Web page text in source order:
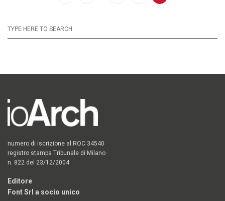
numero di iscrizione al ROC 34540
registro stampa Tribunale di Milano
n. 822 del 23/12/2004
Editore
Font Srl a socio unico